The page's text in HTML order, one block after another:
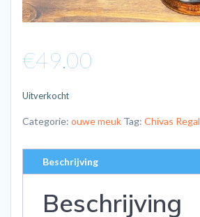
€49.00
Uitverkocht
Categorie: ouwe meuk Tag: Chivas Regal
Beschrijving
Beschrijving